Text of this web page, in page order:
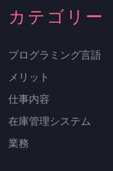
カテゴリー
プログラミング言語
メリット
仕事内容
在庫管理システム
業務